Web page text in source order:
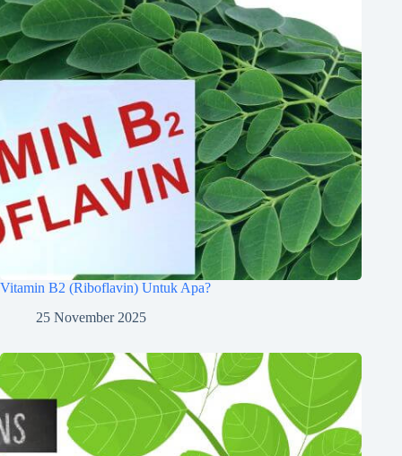
Vitamin B2 (Riboflavin) Untuk Apa?
25 November 2025